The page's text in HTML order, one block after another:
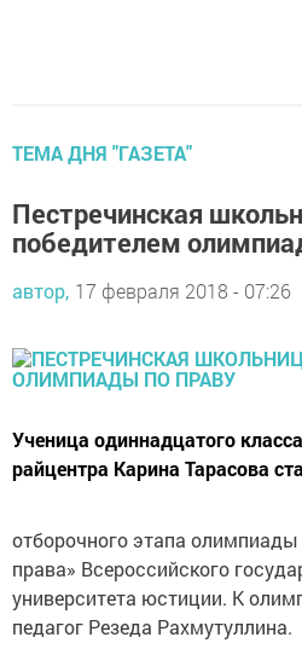
ТЕМА ДНЯ "ГАЗЕТА"
Пестречинская
победителем
автор, 17 февраля 2018 - 07:26
Ученица одиннадцатого
райцентра Карина Тарасова
отборочного этапа
права» Всероссийского
университета юстиции. К
педагог Резеда Рахмутуллина.